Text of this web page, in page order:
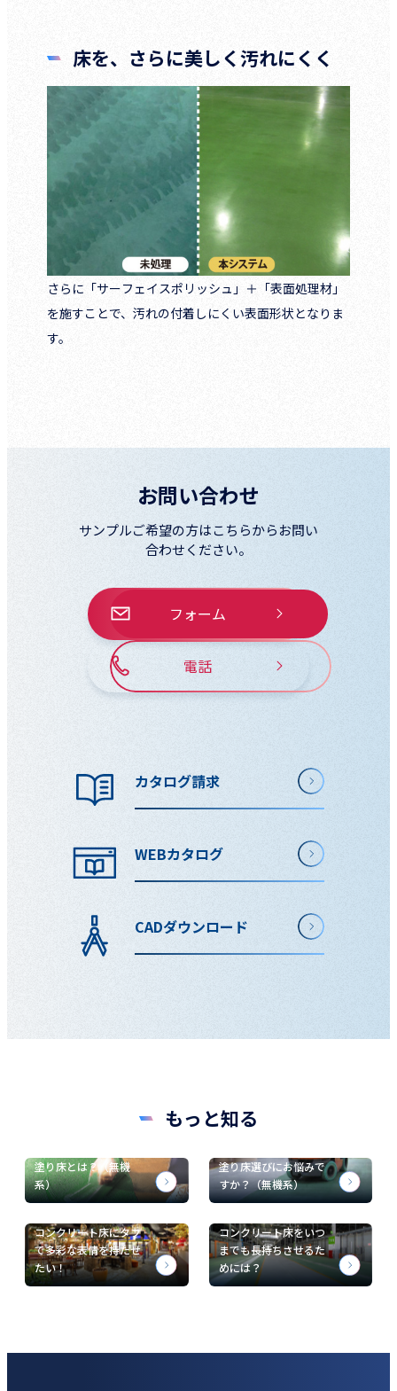
床を、さらに美しく汚れにくく
さらに「サーフェイスポリッシュ」＋「表面処理材」
を施すことで、汚れの付着しにくい表面形状となりま
す。
お問い合わせ
サンプルご希望の方はこちらからお問い
合わせください。
フォーム
電話
カタログ請求
WEBカタログ
CADダウンロード
もっと知る
塗り床とは？（無機
系）
塗り床選びにお悩みで
すか？（無機系）
コンクリート床にタフ
で多彩な表情を持たせ
たい！
コンクリート床をいつ
までも長持ちさせるた
めには？